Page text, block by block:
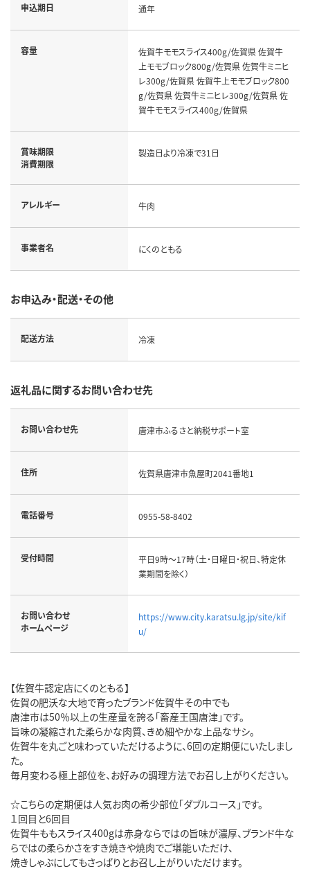
申込期日 通年
容量
佐賀牛モモスライス400g/佐賀県 佐賀牛
上モモブロック800g/佐賀県 佐賀牛ミニヒ
レ300g/佐賀県 佐賀牛上モモブロック800
g/佐賀県 佐賀牛ミニヒレ300g/佐賀県 佐
賀牛モモスライス400g/佐賀県
賞味期限
消費期限
製造日より冷凍で31日
アレルギー 牛肉
事業者名 にくのともる
お申込み・配送・その他
配送方法 冷凍
返礼品に関するお問い合わせ先
お問い合わせ先 唐津市ふるさと納税サポート室
住所 佐賀県唐津市魚屋町2041番地1
電話番号 0955-58-8402
受付時間
平日9時～17時（土・日曜日・祝日、特定休
業期間を除く）
お問い合わせ
ホームページ
https://www.city.karatsu.lg.jp/site/kif
u/
【佐賀牛認定店にくのともる】
佐賀の肥沃な大地で育ったブランド佐賀牛その中でも
唐津市は50％以上の生産量を誇る「畜産王国唐津」です。
旨味の凝縮された柔らかな肉質、きめ細やかな上品なサシ。
佐賀牛を丸ごと味わっていただけるように、6回の定期便にいたしまし
た。
毎月変わる極上部位を、お好みの調理方法でお召し上がりください。
☆こちらの定期便は人気お肉の希少部位「ダブルコース」です。
１回目と6回目
佐賀牛ももスライス400gは赤身ならではの旨味が濃厚、ブランド牛な
らではの柔らかさをすき焼きや焼肉でご堪能いただけ、
焼きしゃぶにしてもさっぱりとお召し上がりいただけます。